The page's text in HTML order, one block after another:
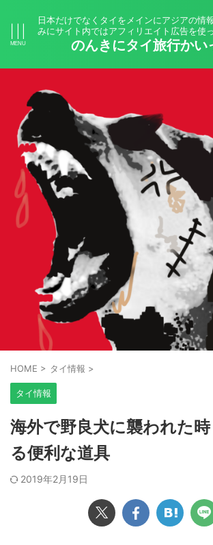
日本だけでなくタイをメインにアジアの情
みにサイト内ではアフィリエイト広告を使
のんきにタイ旅行かい
HOME > タイ情報 >
タイ情報
海外で野良犬に襲われた
る便利な道具
2019年2月19日